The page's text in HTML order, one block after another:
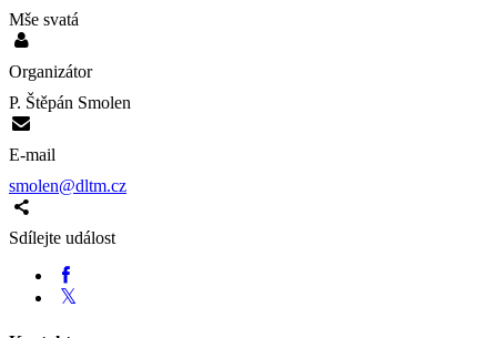
Mše svatá
Organizátor
P. Štěpán Smolen
E-mail
smolen@dltm.cz
Sdílejte událost